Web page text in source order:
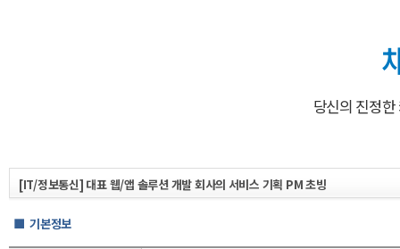
당신의 진정
[IT/정보통신] 대표 웹/앱 솔루션 개발 회사의 서비스 기획 PM 초빙
■ 기본정보